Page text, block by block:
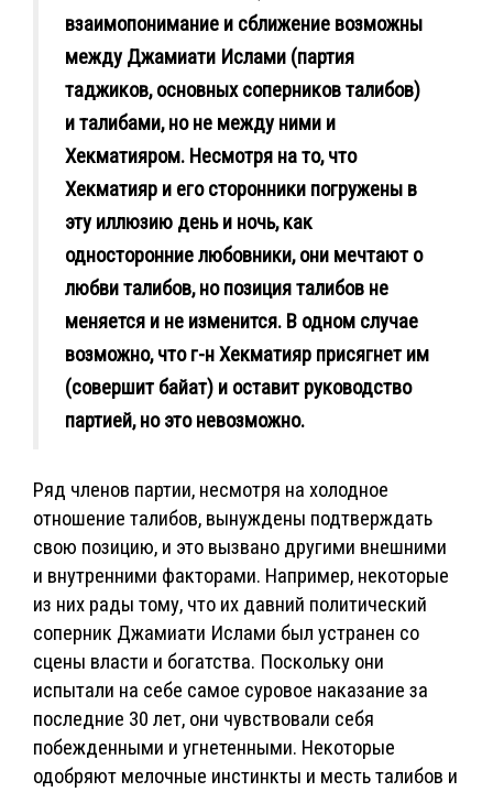
взаимопонимание и сближение возможны
между Джамиати Ислами (партия
таджиков, основных соперников талибов)
и талибами, но не между ними и
Хекматияром. Несмотря на то, что
Хекматияр и его сторонники погружены в
эту иллюзию день и ночь, как
односторонние любовники, они мечтают о
любви талибов, но позиция талибов не
меняется и не изменится. В одном случае
возможно, что г-н Хекматияр присягнет им
(совершит байат) и оставит руководство
партией, но это невозможно.
Ряд членов партии, несмотря на холодное
отношение талибов, вынуждены подтверждать
свою позицию, и это вызвано другими внешними
и внутренними факторами. Например, некоторые
из них рады тому, что их давний политический
соперник Джамиати Ислами был устранен со
сцены власти и богатства. Поскольку они
испытали на себе самое суровое наказание за
последние 30 лет, они чувствовали себя
побежденными и угнетенными. Некоторые
одобряют мелочные инстинкты и месть талибов и